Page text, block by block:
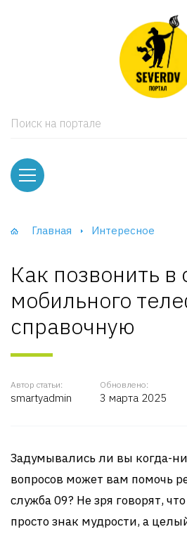
Поиск на портале
Главная Интересное
Как позвонить в
мобильного
справочную
Автор статьи:
smartyadmin
Обновлено:
3 марта 2025
Задумывались ли вы когда-
вопросов может вам помочь
служба 09? Не зря говорят,
просто знак мудрости, а
и тумбы